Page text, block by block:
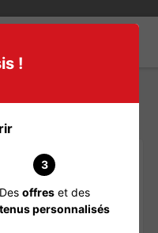
!
3
Des offreset des
personnalisés